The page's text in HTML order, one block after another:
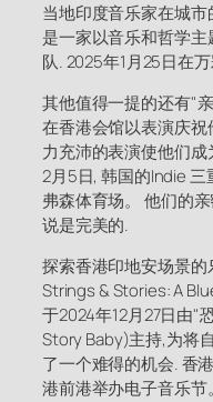
当地印度音乐家在城市
是一家以音乐和哲学
队. 2025年1月25日在
其他值得一提的还有"
在香港会馆以表演庆
力充沛的表演使他们
2月5日, 韩国的Indie
弗森体育场。 他们的
说是完美的.
探索香港印地安场景
Strings & Stories: A
于2024年12月27日由"
Story Baby)主持,为将
了一个难得的机会. 香
港前港举办电子音乐节。